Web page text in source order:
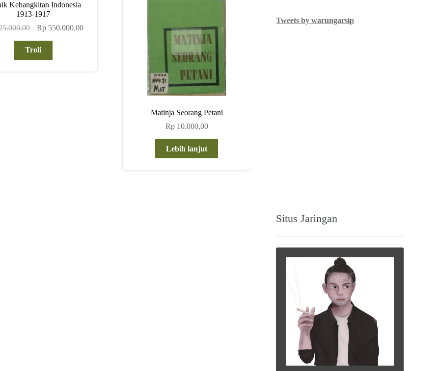
Kebangkitan Indonesia
1913-1917
Harga
adalah:
Rp550.000,00Harga
Troli
Matinja Seorang Petani
Rp10.000,00
Lebih lanjut
Tweets by warungarsip
Situs Jaringan